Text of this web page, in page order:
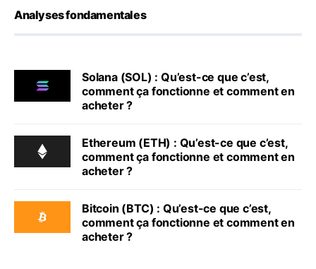
Analyses fondamentales
Solana (SOL) : Qu’est-ce que c’est,
comment ça fonctionne et comment en
acheter ?
Ethereum (ETH) : Qu’est-ce que c’est,
comment ça fonctionne et comment en
acheter ?
Bitcoin (BTC) : Qu’est-ce que c’est,
comment ça fonctionne et comment en
acheter ?